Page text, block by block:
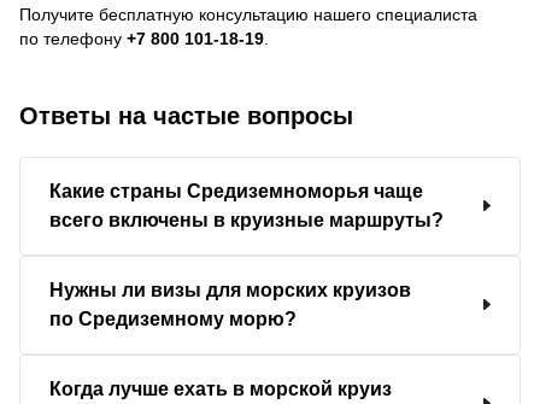
Получите бесплатную консультацию нашего специалиста
по телефону +7 800 101-18-19
Ответы на частые вопросы
Какие страны Средиземноморья чаще
всего включены в круизные маршруты?
Нужны ли визы для морских круизов
по Средиземному морю?
Когда лучше ехать в морской круиз